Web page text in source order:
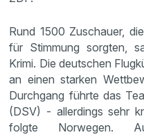
Rund 1500 Zuschauer,
für Stimmung sorgten,
Krimi. Die deutschen
an einen starken
Durchgang führte das
(DSV) - allerdings sehr
folgte Norwegen.